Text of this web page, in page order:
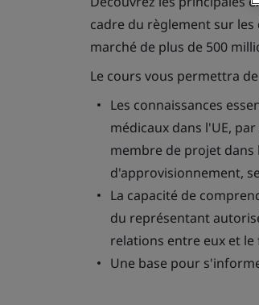
cadre du règlement sur les
marché de plus de 500
Le cours vous permettra
Les connaissances
médicaux dans l'UE,
membre de projet dans
d'approvisionnement,
La capacité de
du représentant
relations entre eux et
Une base pour